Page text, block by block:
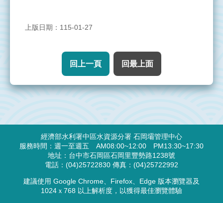
上版日期：115-01-27
回上一頁 回最上面
經濟部水利署中區水資源分署 石岡壩管理中心
服務時間：週一至週五 AM08:00~12:00 PM13:30~17:30
地址：台中市石岡區石岡里豐勢路1238號
電話：(04)25722830 傳真：(04)25722992
建議使用 Google Chrome、Firefox、Edge 版本瀏覽器及
1024ｘ768 以上解析度，以獲得最佳瀏覽體驗